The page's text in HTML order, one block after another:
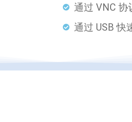
通过 VNC 协
通过 USB 快